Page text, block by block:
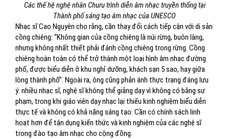
Các thế hệ nghệ nhân Churu trình diễn âm nhạc truyền thống tại
Thành phố sáng tạo âm nhạc của UNESCO
Nhạc sĩ Cao Nguyên cho rằng, cần thay đổi cách tiếp cận với di sản
cồng chiêng: “Không gian của cồng chiêng là núi rừng, buôn làng,
nhưng không nhất thiết phải đánh cồng chiêng trong rừng. Cồng
chiêng hoàn toàn có thể trở thành một loại hình âm nhạc đường
phố, được biểu diễn ở khu nghỉ dưỡng, khách sạn 5 sao, hay giữa
lòng thành phố”. Ngoài ra, ông cũng phản ánh thực trạng đáng lưu
ý: nhiều nhạc sĩ, nghệ sĩ không thể giảng dạy vì không có bằng sư
phạm, trong khi giáo viên dạy nhạc lại thiếu kinh nghiệm biểu diễn
thực tế và không có khả năng sáng tạo. Cần có chính sách linh
hoạt hơn để tận dụng kiến thức và kinh nghiệm của các nghệ sĩ
trong đào tạo âm nhạc cho cộng đồng.